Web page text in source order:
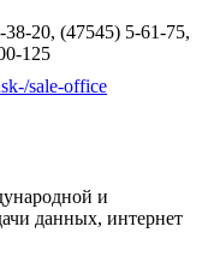
20, (47545) 5-61-75,
125
sale-office
и
данных, интернет